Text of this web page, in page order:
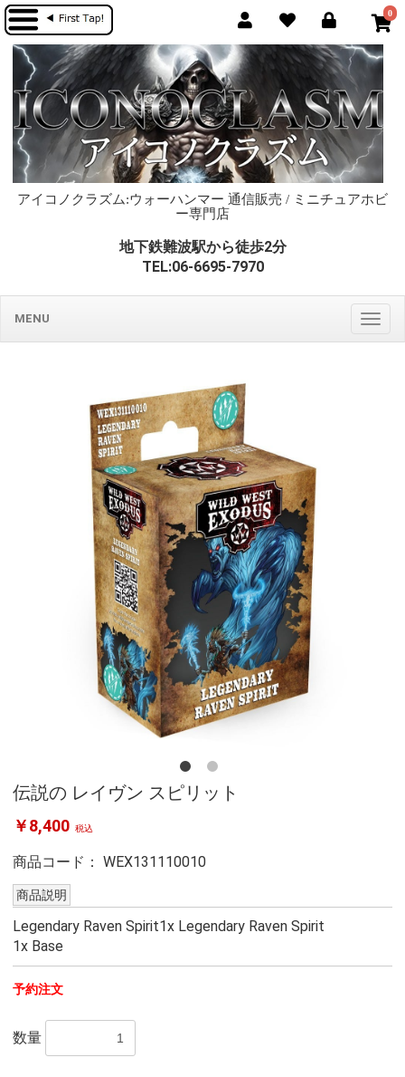
0
アイコノクラズム:ウォーハンマー 通信販売 / ミニチュアホビ
ー専門店
地下鉄難波駅から徒歩2分
TEL:06-6695-7970
MENU
伝説の レイヴン スピリット
￥8,400 税込
商品コード： WEX131110010
商品説明
Legendary Raven Spirit1x Legendary Raven Spirit
1x Base
予約注文
数量